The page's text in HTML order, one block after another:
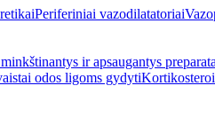
Periferiniai vazodilatatoriai
ir apsaugantys
odos ligoms gydyti